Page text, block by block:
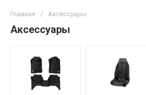
Главная / Аксессуары
Аксессуары